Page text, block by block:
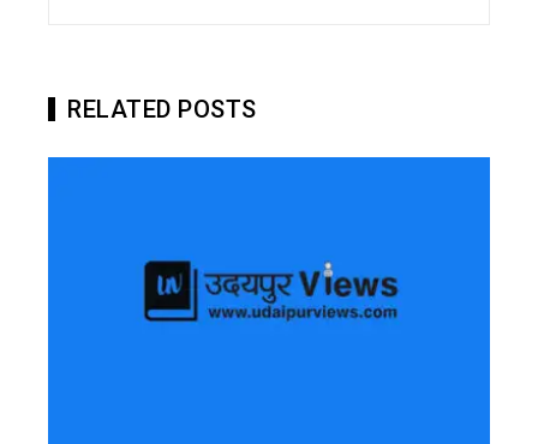
RELATED POSTS